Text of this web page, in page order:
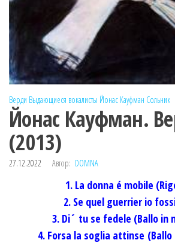
Верди Выдающиеся вокалисты Йонас Кауфман Сольник
Йонас Кауфман.
(2013)
27.12.2022 Автор: DOMNA
1. La donna é mobile
2. Se quel guerrier io
3. Di´ tu se fedele (Ballo in
4. Forsa la soglia attinse